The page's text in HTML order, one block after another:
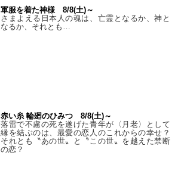
軍服を着た神様 8/8(土)～
さまよえる日本人の魂は、亡霊となるか、神と
なるか、それとも…
赤い糸 輪廻のひみつ 8/8(土)～
落雷で不慮の死を遂げた青年が〈月老〉として
縁を結ぶのは、最愛の恋人のこれからの幸せ？
それとも〝あの世〟と〝この世〟を越えた禁断
の恋？